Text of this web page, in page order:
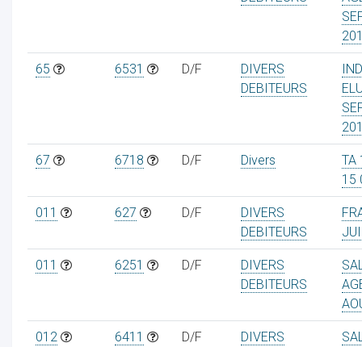
65 6531 D/F
DIVERS
DEBITEURS
67 6718 D/F Divers
TA
15
011 627 D/F
DIVERS
DEBITEURS
011 6251 D/F
DIVERS
DEBITEURS
012 6411 D/F
DIVERS